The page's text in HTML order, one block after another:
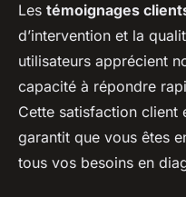
Les témoignages
d’intervention et la
utilisateurs apprécient
capacité à répondre
Cette satisfaction client
garantit que vous êtes
tous vos besoins en